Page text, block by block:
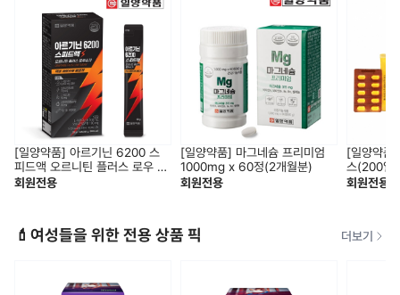
[일양약품] 아르기닌 6200 스
피드액 오르니틴 플러스 로우 슈
가 (14일분)
회원전용
[일양약품] 마그네슘 프리미엄
1000mg x 60정(2개월분)
회원전용
[일양약품
스(200일
회원전용
💄여성들을 위한 전용 상품 픽 더보기